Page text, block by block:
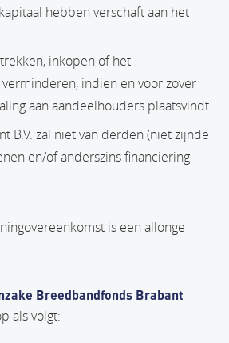
hebben verschaft aan het
inkopen of het
indien en voor zover
aan aandeelhouders plaatsvindt.
B.V. zal niet van derden (niet zijnde
en/of anderszins financiering
is een allonge
Breedbandfonds Brabant
als volgt: